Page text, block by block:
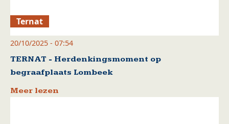
Ternat
20/10/2025 - 07:54
TERNAT - Herdenkingsmoment op
begraafplaats Lombeek
Meer lezen